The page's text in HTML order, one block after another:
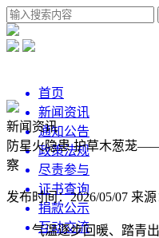
首页
新闻资讯
通知公告
政策法规
尽责参与
证书查询
捐款公示
互动交流
新闻资讯
防星火隐患 护草木葱茏
察
发布时间：2026/05/07 来
气温逐步回暖、踏青